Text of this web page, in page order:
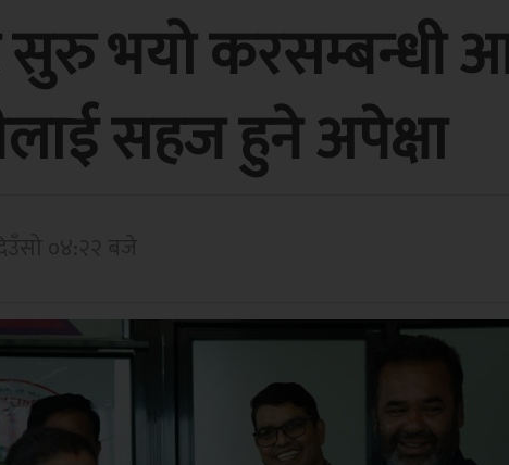
सुरु भयो करसम्बन्धी
सहज हुने अपेक्षा